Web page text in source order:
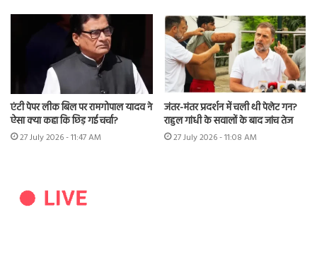
एंटी पेपर लीक बिल पर रामगोपाल यादव ने
ऐसा क्या कहा कि छिड़ गई चर्चा?
27 July 2026 - 11:47 AM
जंतर-मंतर प्रदर्शन में चली थी पेलेट गन?
राहुल गांधी के सवालों के बाद जांच तेज
27 July 2026 - 11:08 AM